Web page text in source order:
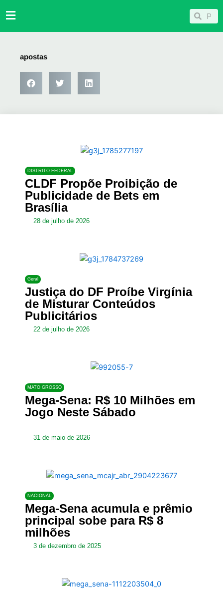
para
Pesquisar
apostas
DISTRITO FEDERAL
CLDF Propõe Proibição de
Publicidade de Bets em
Brasília
28 de julho de 2026
Geral
Justiça do DF Proíbe Virgínia
de Misturar Conteúdos
Publicitários
22 de julho de 2026
MATO GROSSO
Mega-Sena: R$ 10 Milhões em
Jogo Neste Sábado
31 de maio de 2026
NACIONAL
Mega-Sena acumula e prêmio
principal sobe para R$ 8
milhões
3 de dezembro de 2025